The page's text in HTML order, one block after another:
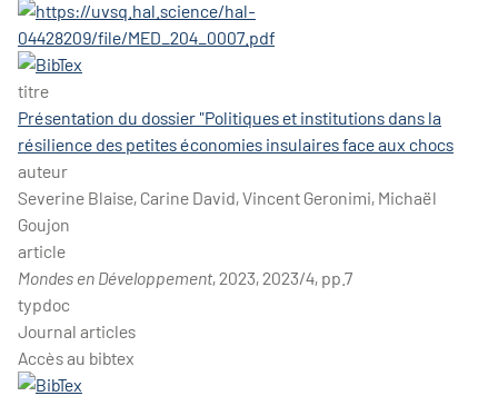
titre
Présentation du dossier "Politiques et institutions dans la
résilience des petites économies insulaires face aux chocs
auteur
Severine Blaise, Carine David, Vincent Geronimi, Michaël
Goujon
article
Mondes en Développement, 2023, 2023/4, pp.7
typdoc
Journal articles
Accès au bibtex